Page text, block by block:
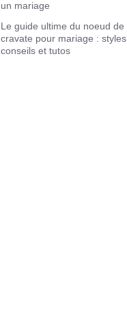
un mariage
Le guide ultime du noeud de
cravate pour mariage : styles,
conseils et tutos